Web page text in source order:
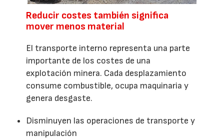
Reducir costes también significa
mover menos material
El transporte interno representa una parte
importante de los costes de una
explotación minera. Cada desplazamiento
consume combustible, ocupa maquinaria y
genera desgaste.
Disminuyen las operaciones de transporte y
manipulación